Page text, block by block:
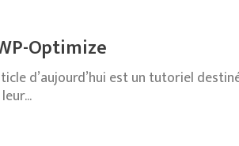
Optimize
d’aujourd’hui est un tutoriel